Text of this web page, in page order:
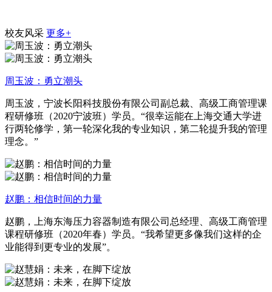
校友风采 更多+
周玉波：勇立潮头
周玉波，宁波长阳科技股份有限公司副总裁、高级工商管理课
程研修班（2020宁波班）学员。“很幸运能在上海交通大学进
行两轮修学，第一轮深化我的专业知识，第二轮提升我的管理
理念。”
赵鹏：相信时间的力量
赵鹏，上海东海压力容器制造有限公司总经理、高级工商管理
课程研修班（2020年春）学员。“我希望更多像我们这样的企
业能得到更专业的发展”。